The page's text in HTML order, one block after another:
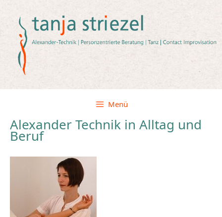
springen
Menü
Alexander Technik in Alltag und
Beruf